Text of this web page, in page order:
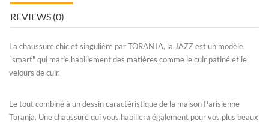
REVIEWS (0)
La chaussure chic et singulière par TORANJA, la JAZZ est un modèle
"smart" qui marie habillement des matières comme le cuir patiné et le
velours de cuir.
Le tout combiné à un dessin caractéristique de la maison Parisienne
Toranja. Une chaussure qui vous habillera également pour vos plus beaux